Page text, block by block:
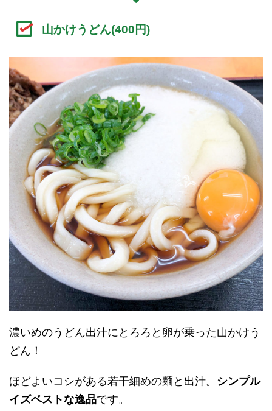
山かけうどん(400円)
濃いめのうどん出汁にとろろと卵が乗った山かけう
どん！
ほどよいコシがある若干細めの麺と出汁。 シンプル
イズベストな逸品です。